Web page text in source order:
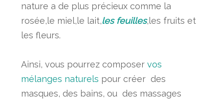
nature a de plus précieux comme la
rosée,le miel,le lait,les feuilles,les fruits et
les fleurs.
Ainsi, vous pourrez composervos
mélanges naturels pour créer des
masques, des bains, ou des massages